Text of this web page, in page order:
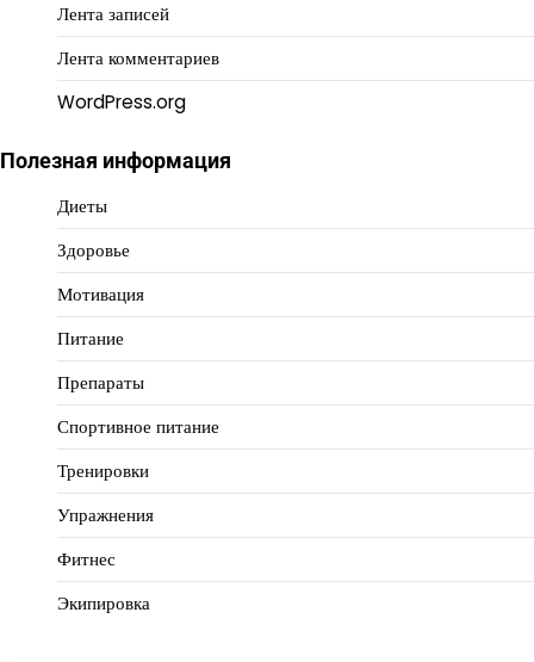
Лента записей
Лента комментариев
WordPress.org
Полезная информация
Диеты
Здоровье
Мотивация
Питание
Препараты
Спортивное питание
Тренировки
Упражнения
Фитнес
Экипировка